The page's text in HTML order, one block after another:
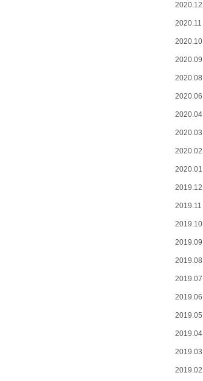
2020.12
2020.11
2020.10
2020.09
2020.08
2020.06
2020.04
2020.03
2020.02
2020.01
2019.12
2019.11
2019.10
2019.09
2019.08
2019.07
2019.06
2019.05
2019.04
2019.03
2019.02